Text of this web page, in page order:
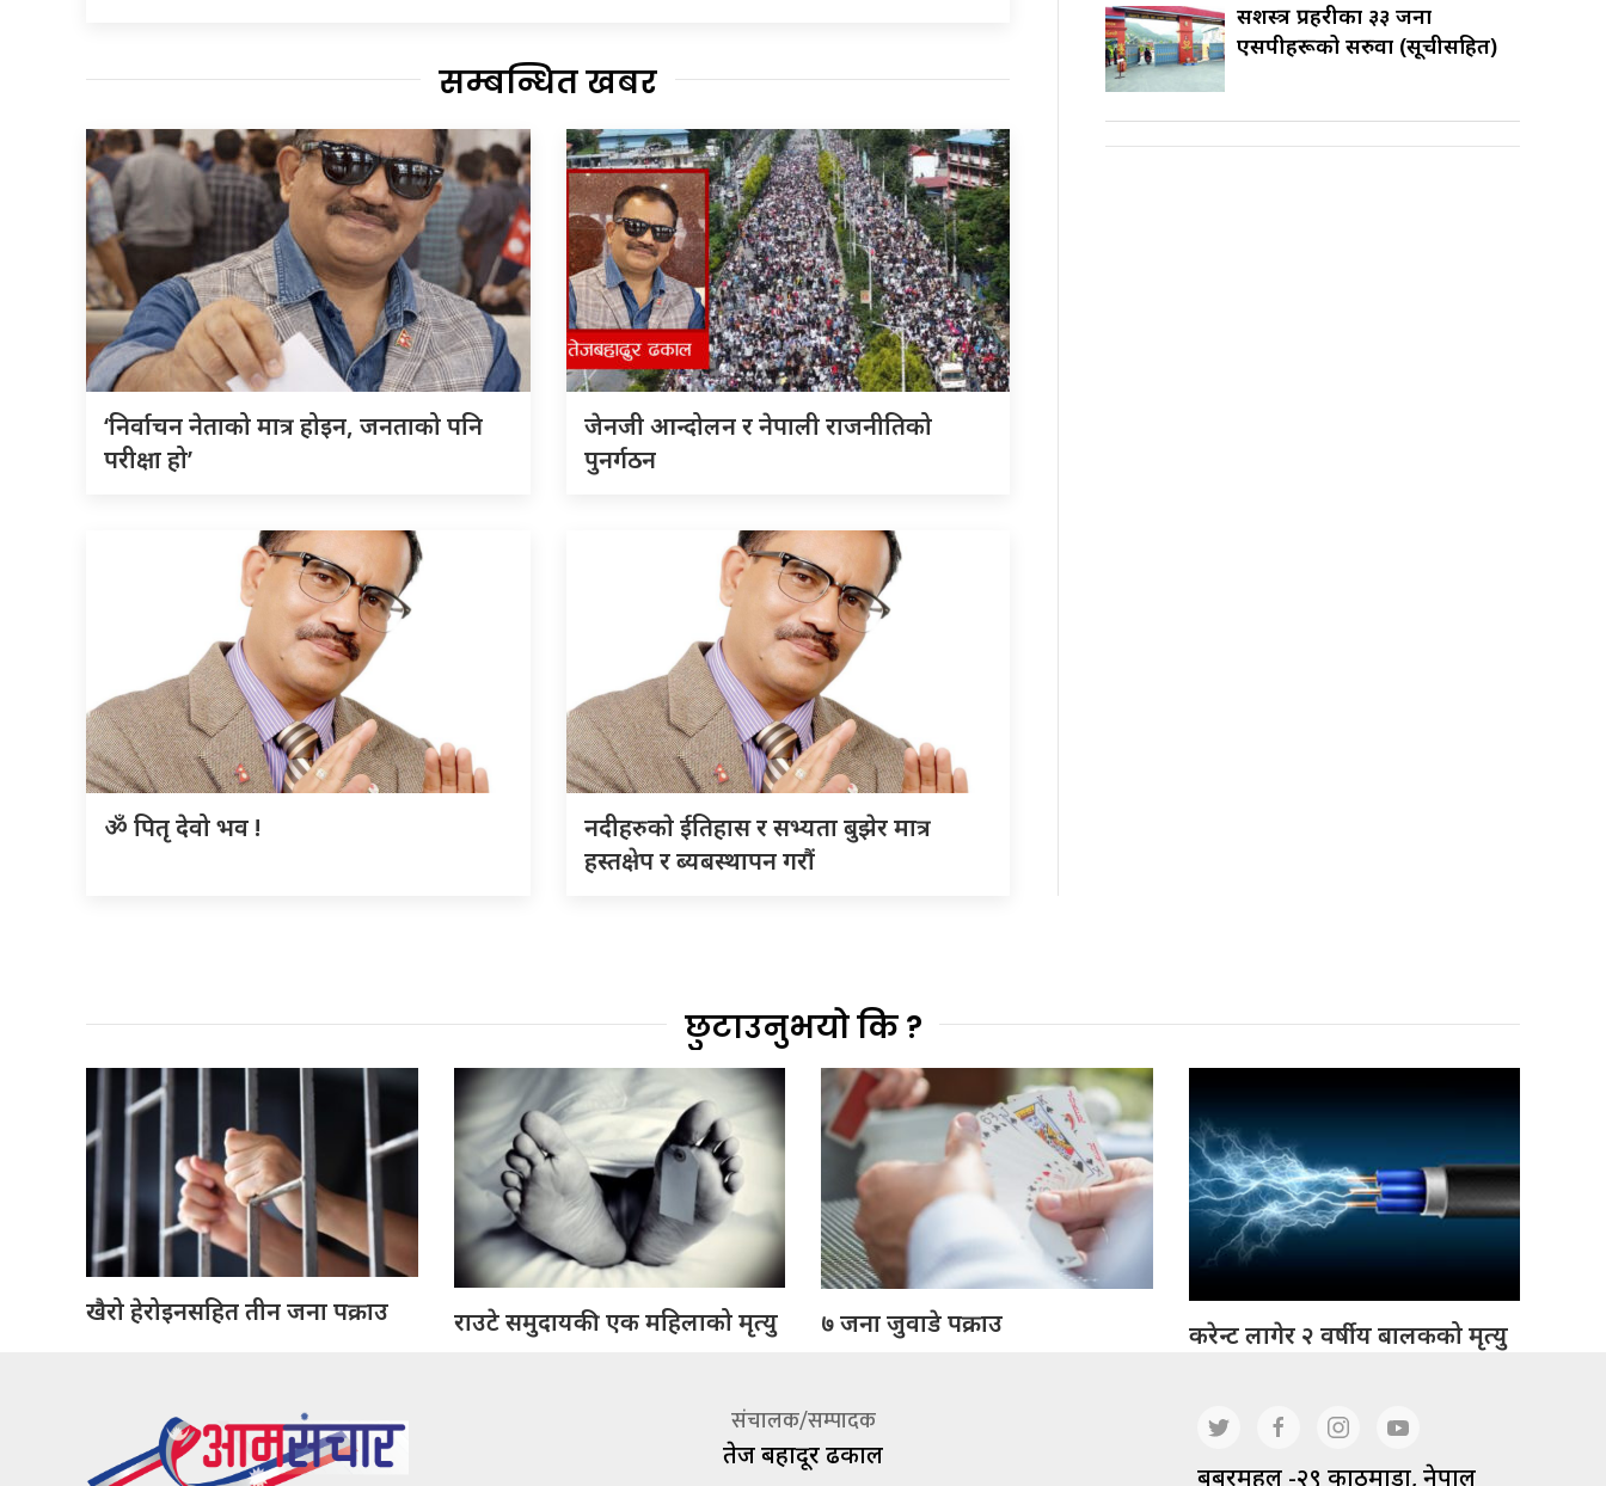
सम्बन्धित खबर
‘निर्वाचन नेताको मात्र होइन, जनताको पनि
परीक्षा हो’
जेनजी आन्दोलन र नेपाली राजनीतिको
पुनर्गठन
ॐ पितृ देवो भव !
नदीहरुकाे ईतिहास र सभ्यता बुझेर मात्र
हस्तक्षेप र ब्यबस्थापन गराैं
सशस्त्र प्रहरीका ३३ जना
एसपीहरूको सरुवा (सूचीसहित)
छुटाउनुभयो कि ?
खैरो हेरोइनसहित तीन जना पक्राउ राउटे समुदायकी एक महिलाको मृत्यु ७ जना जुवाडे पक्राउ करेन्ट लागेर २ वर्षीय बालकको मृत्यु
संचालक/सम्पादक
तेज बहादूर ढकाल
बबरमहल -२९ काठमाडौं, नेपाल